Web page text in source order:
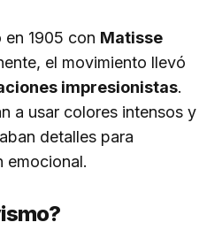
en 1905 con Matisse
el movimiento llevó
impresionistas.
a usar colores intensos y
detalles para
emocional.